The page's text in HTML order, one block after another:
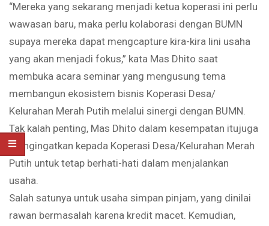
“Mereka yang sekarang menjadi ketua koperasi ini perlu
wawasan baru, maka perlu kolaborasi dengan BUMN
supaya mereka dapat mengcapture kira-kira lini usaha
yang akan menjadi fokus,” kata Mas Dhito saat
membuka acara seminar yang mengusung tema
membangun ekosistem bisnis Koperasi Desa/
Kelurahan Merah Putih melalui sinergi dengan BUMN.
Tak kalah penting, Mas Dhito dalam kesempatan itujuga
mengingatkan kepada Koperasi Desa/Kelurahan Merah
Putih untuk tetap berhati-hati dalam menjalankan
usaha.
Salah satunya untuk usaha simpan pinjam, yang dinilai
rawan bermasalah karena kredit macet. Kemudian,